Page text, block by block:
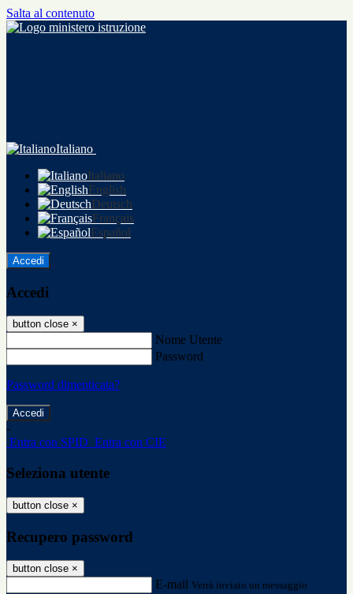
Salta al contenuto
Italiano
Italiano
English
Deutsch
Français
Español
Accedi
Accedi
button close ×
Nome Utente
Password
Password dimenticata?
-
Entra con SPID Entra con CIE
Seleziona utente
button close ×
Recupero password
button close ×
E-mail Verrà inviato un messaggio